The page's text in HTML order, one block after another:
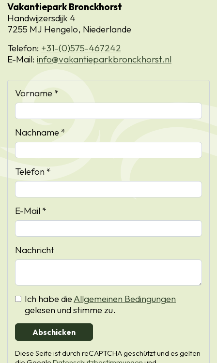
Vakantiepark Bronckhorst
Handwijzersdijk 4
7255 MJ Hengelo, Niederlande
Telefon: +31-(0)575-467242
E-Mail: info@vakantieparkbronckhorst.nl
Vorname *
Nachname *
Telefon *
E-Mail *
Nachricht
Ich habe die Allgemeinen Bedingungen
gelesen und stimme zu.
Abschicken
Diese Seite ist durch reCAPTCHA geschützt und es gelten